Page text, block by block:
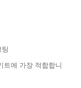
트에 가장 적합합니